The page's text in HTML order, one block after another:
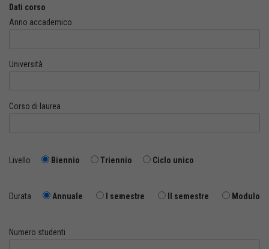
Dati corso
Anno accademico
Università
Corso di laurea
Livello Biennio Triennio Ciclo unico
Durata Annuale I semestre II semestre Modulo
Numero studenti